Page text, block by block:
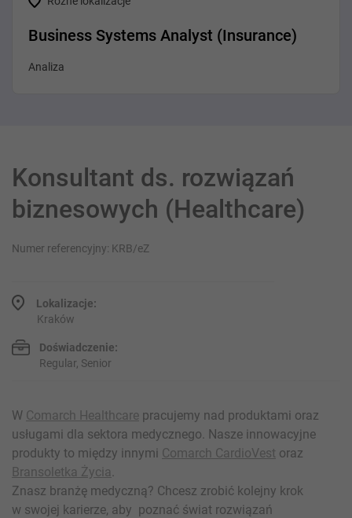
Business Systems Analyst (Insurance)
Analiza
Konsultant ds. rozwiązań
biznesowych (Healthcare)
Numer referencyjny: KRB/eZ
Lokalizacje:
Kraków
Doświadczenie:
Regular, Senior
W Comarch Healthcare pracujemy nad produktami oraz
usługami dla sektora medycznego. Nasze innowacyjne
produkty to między innymi Comarch CardioVest oraz
Bransoletka Życia.
Znasz branżę medyczną? Chcesz zrobić kolejny krok
w swojej karierze, aby poznać świat rozwiązań